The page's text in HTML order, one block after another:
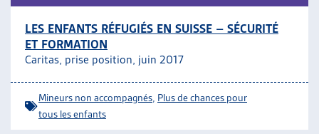
LES ENFANTS RÉFUGIÉS EN SUISSE – SÉCURITÉ
ET FORMATION
Caritas, prise position, juin 2017
Mineurs non accompagnés Plus de chances pour
tous les enfants